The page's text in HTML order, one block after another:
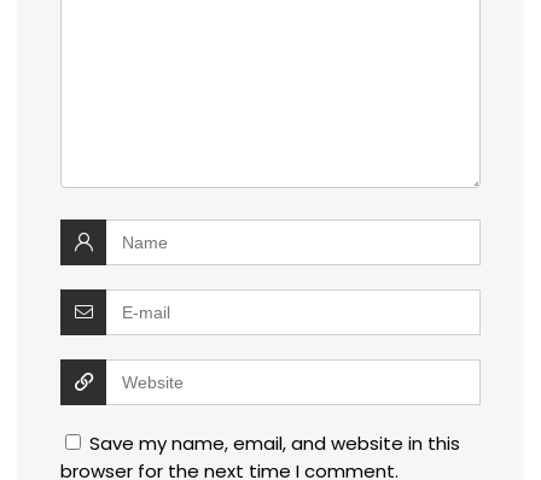
Save my name, email, and website in this
browser for the next time I comment.